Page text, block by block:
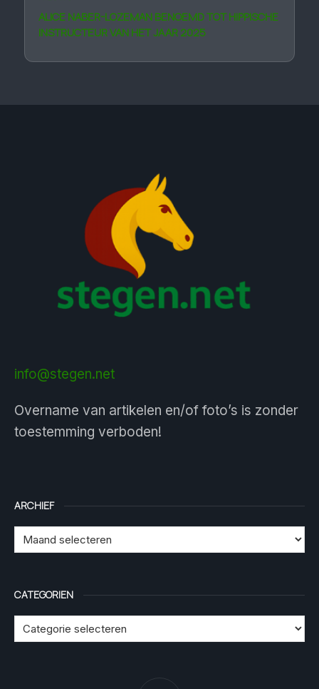
ALICE NABER-LOZEMAN BENOEMD TOT HIPPISCHE
INSTRUCTEUR VAN HET JAAR 2025
info@stegen.net
Overname van artikelen en/of foto’s is zonder
toestemming verboden!
ARCHIEF
CATEGORIEN